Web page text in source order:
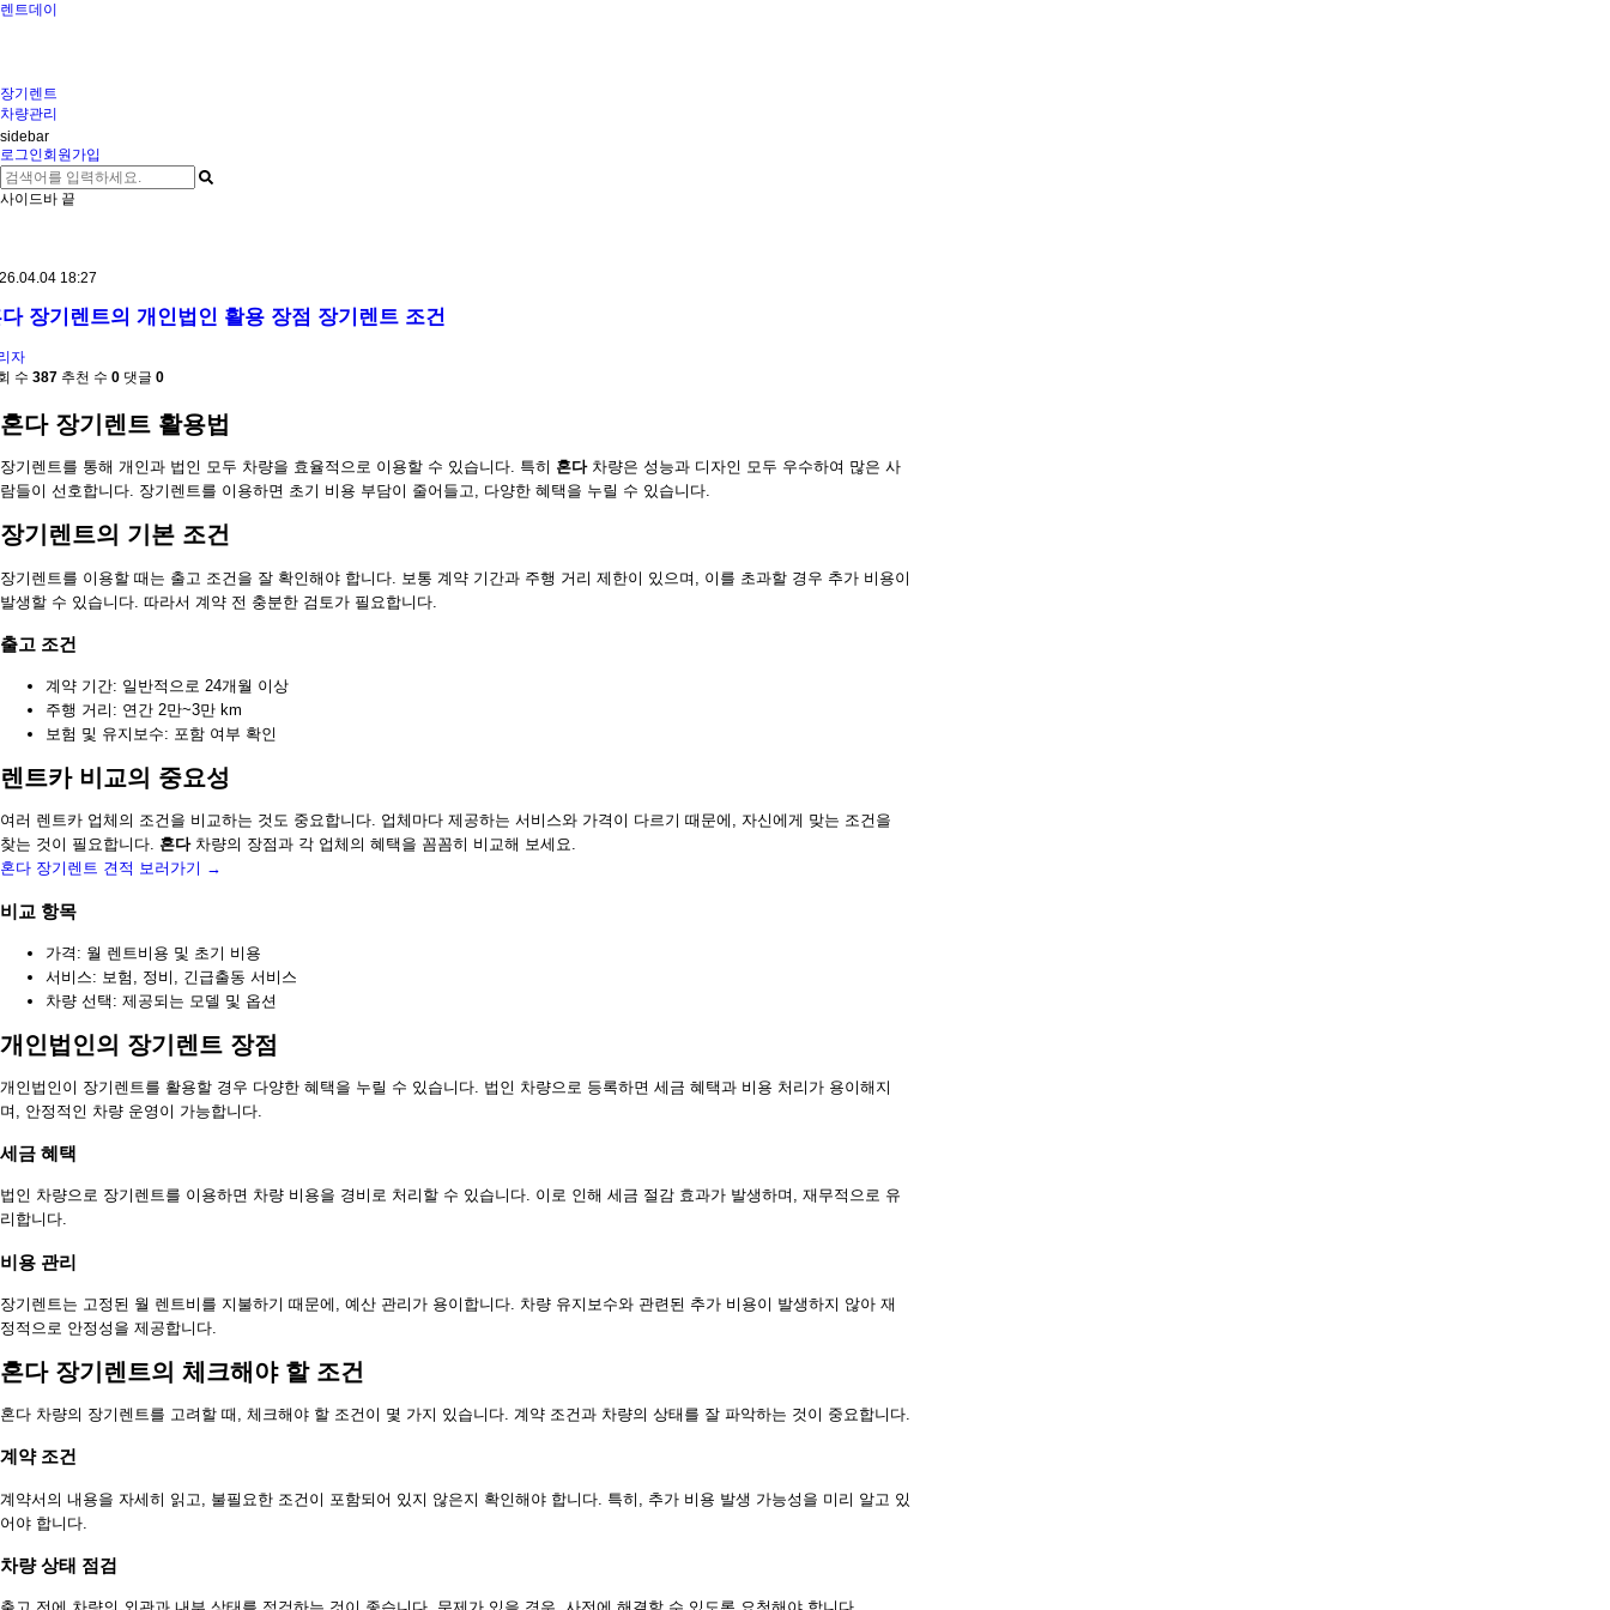
렌트데이
장기렌트
차량관리
sidebar
로그인회원가입
사이드바 끝
18:27
장기렌트의 개인법인 활용 장점 장기렌트 조건
자
수 387 추천 수 0 댓글 0
혼다 장기렌트 활용법
장기렌트를 통해 개인과 법인 모두 차량을 효율적으로 이용할 수 있습니다. 특히 혼다차량은 성능과 디자인 모두 우수하여 많은 사
람들이 선호합니다. 장기렌트를 이용하면 초기 비용 부담이 줄어들고, 다양한 혜택을 누릴 수 있습니다.
장기렌트의 기본 조건
장기렌트를 이용할 때는 출고 조건을 잘 확인해야 합니다. 보통 계약 기간과 주행 거리 제한이 있으며, 이를 초과할 경우 추가 비용이
발생할 수 있습니다. 따라서 계약 전 충분한 검토가 필요합니다.
출고 조건
계약 기간: 일반적으로 24개월 이상
주행 거리: 연간 2만~3만 km
보험 및 유지보수: 포함 여부 확인
렌트카 비교의 중요성
여러 렌트카 업체의 조건을 비교하는 것도 중요합니다. 업체마다 제공하는 서비스와 가격이 다르기 때문에, 자신에게 맞는 조건을
찾는 것이 필요합니다. 혼다차량의 장점과 각 업체의 혜택을 꼼꼼히 비교해 보세요.
혼다 장기렌트 견적 보러가기 →
비교 항목
가격: 월 렌트비용 및 초기 비용
서비스: 보험, 정비, 긴급출동 서비스
차량 선택: 제공되는 모델 및 옵션
개인법인의 장기렌트 장점
개인법인이 장기렌트를 활용할 경우 다양한 혜택을 누릴 수 있습니다. 법인 차량으로 등록하면 세금 혜택과 비용 처리가 용이해지
며, 안정적인 차량 운영이 가능합니다.
세금 혜택
법인 차량으로 장기렌트를 이용하면 차량 비용을 경비로 처리할 수 있습니다. 이로 인해 세금 절감 효과가 발생하며, 재무적으로 유
리합니다.
비용 관리
장기렌트는 고정된 월 렌트비를 지불하기 때문에, 예산 관리가 용이합니다. 차량 유지보수와 관련된 추가 비용이 발생하지 않아 재
정적으로 안정성을 제공합니다.
혼다 장기렌트의 체크해야 할 조건
혼다 차량의 장기렌트를 고려할 때, 체크해야 할 조건이 몇 가지 있습니다. 계약 조건과 차량의 상태를 잘 파악하는 것이 중요합니다.
계약 조건
계약서의 내용을 자세히 읽고, 불필요한 조건이 포함되어 있지 않은지 확인해야 합니다. 특히, 추가 비용 발생 가능성을 미리 알고 있
어야 합니다.
차량 상태 점검